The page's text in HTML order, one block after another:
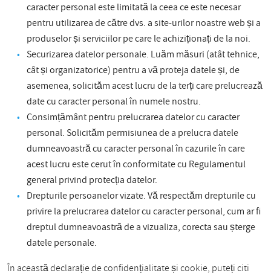
caracter personal este limitată la ceea ce este necesar
pentru utilizarea de către dvs. a site-urilor noastre web și a
produselor și serviciilor pe care le achiziționați de la noi.
Securizarea datelor personale. Luăm măsuri (atât tehnice,
cât și organizatorice) pentru a vă proteja datele și, de
asemenea, solicităm acest lucru de la terți care prelucrează
date cu caracter personal în numele nostru.
Consimțământ pentru prelucrarea datelor cu caracter
personal. Solicităm permisiunea de a prelucra datele
dumneavoastră cu caracter personal în cazurile în care
acest lucru este cerut în conformitate cu Regulamentul
general privind protecția datelor.
Drepturile persoanelor vizate. Vă respectăm drepturile cu
privire la prelucrarea datelor cu caracter personal, cum ar fi
dreptul dumneavoastră de a vizualiza, corecta sau șterge
datele personale.
În această declarație de confidențialitate și cookie, puteți citi